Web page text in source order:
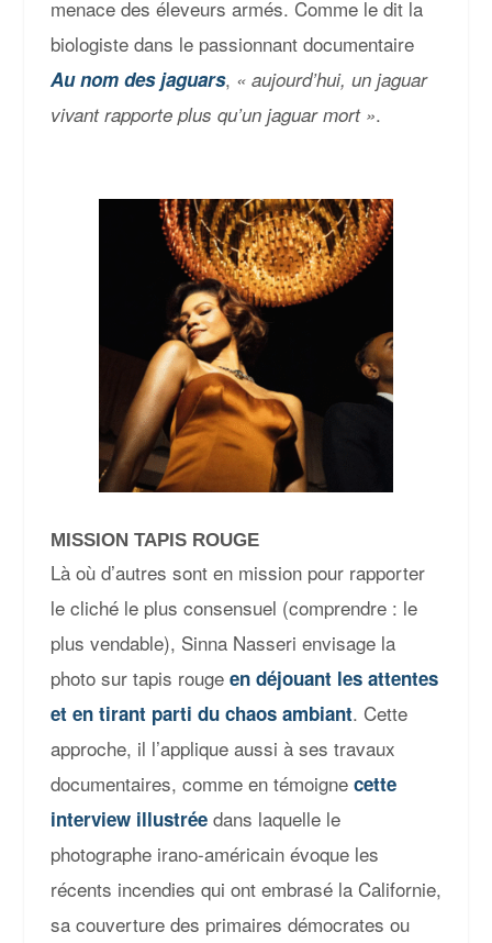
menace des éleveurs armés. Comme le dit la
biologiste dans le passionnant documentaire
Au nom des jaguars, « aujourd’hui, un jaguar
vivant rapporte plus qu’un jaguar mort ».
MISSION TAPIS ROUGE
Là où d’autres sont en mission pour rapporter
le cliché le plus consensuel (comprendre : le
plus vendable), Sinna Nasseri envisage la
photo sur tapis rouge en déjouant les attentes
et en tirant parti du chaos ambiant. Cette
approche, il l’applique aussi à ses travaux
documentaires, comme en témoigne cette
interview illustréedans laquelle le
photographe irano-américain évoque les
récents incendies qui ont embrasé la Californie,
sa couverture des primaires démocrates ou